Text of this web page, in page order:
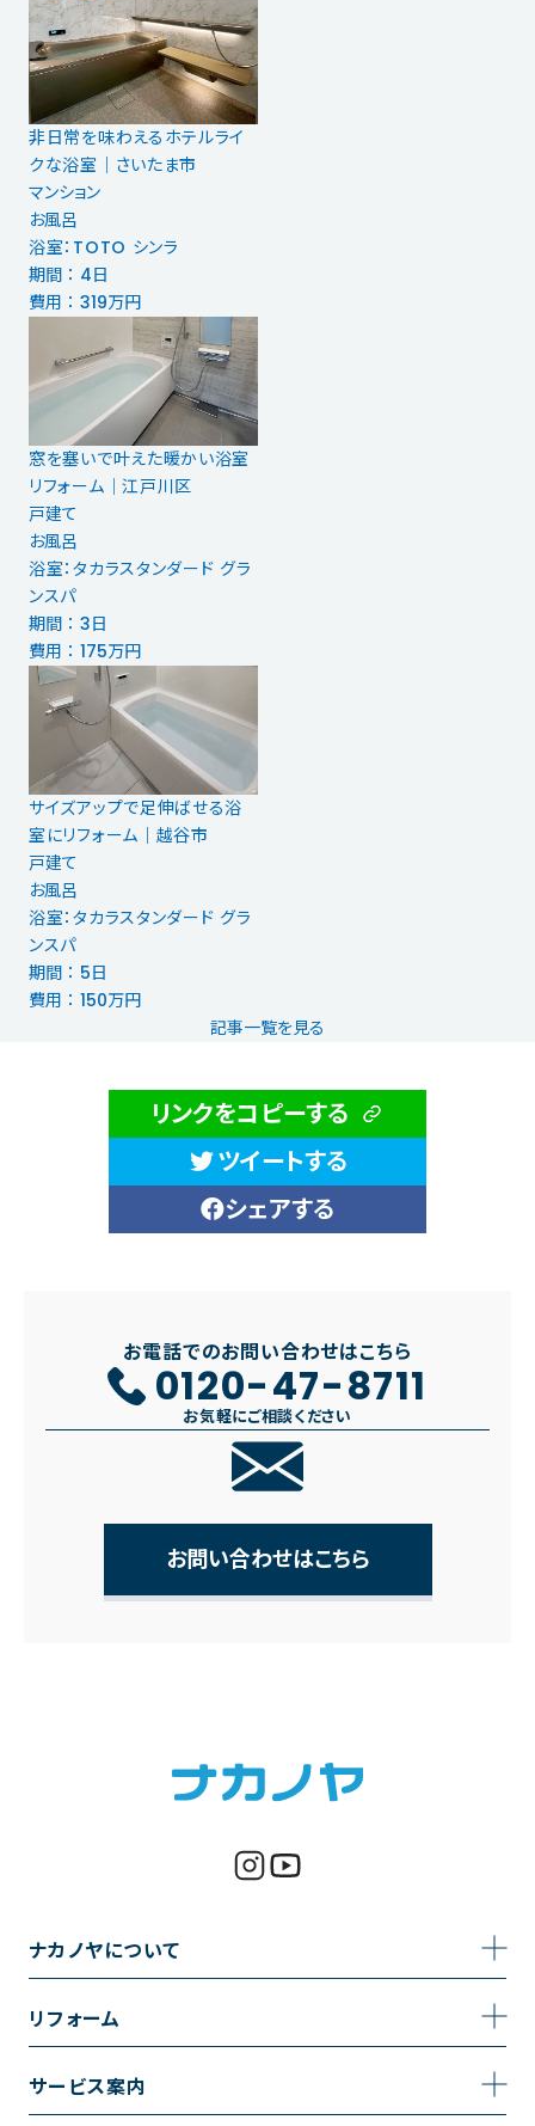
非日常を味わえるホテルライ
クな浴室｜さいたま市
マンション
お風呂
浴室：TOTO シンラ
期間 ： 4日
費用 ： 319万円
窓を塞いで叶えた暖かい浴室
リフォーム｜江戸川区
戸建て
お風呂
浴室：タカラスタンダード グラ
ンスパ
期間 ： 3日
費用 ： 175万円
サイズアップで足伸ばせる浴
室にリフォーム｜越谷市
戸建て
お風呂
浴室：タカラスタンダード グラ
ンスパ
期間 ： 5日
費用 ： 150万円
記事一覧を見る
リンクをコピーする
ツイートする
シェアする
お電話でのお問い合わせはこちら
0120-47-8711
お気軽にご相談ください
お問い合わせはこちら
ナカノヤについて
事業内容
採用情報
リフォーム
トイレのリフォーム
サービス案内